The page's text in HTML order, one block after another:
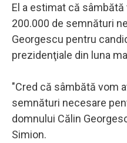
El a estimat că
200.000 de semnături
Georgescu pentru
prezidenţiale din luna
"Cred că sâmbătă vom
semnături necesare
domnului Călin
Simion.